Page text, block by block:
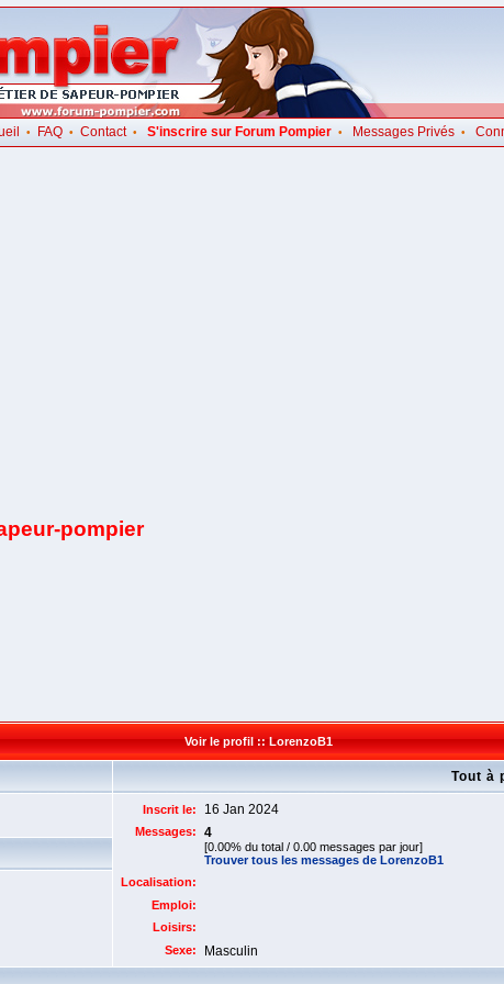
• FAQ• Contact• S'inscrire sur Forum Pompier• Messages Privés•
pompier
Voir le profil :: LorenzoB1
Tout à
Inscrit le: 16 Jan 2024
Messages: 4
[0.00% du total / 0.00 messages par jour]
Trouver tous les messages de LorenzoB1
Localisation:
Emploi:
Loisirs:
Sexe:
Masculin